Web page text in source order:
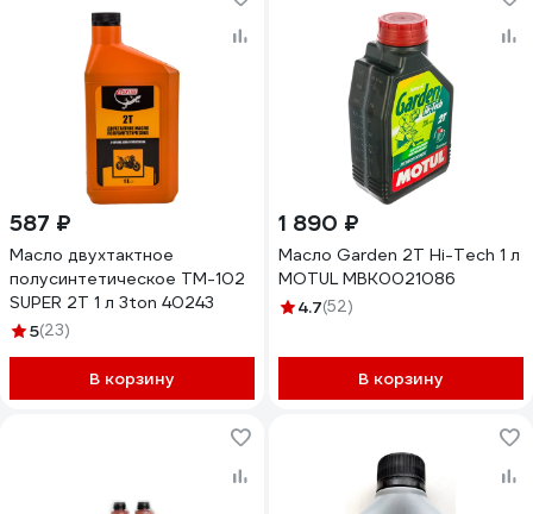
587 ₽
Масло двухтактное
полусинтетическое ТМ-102
SUPER 2Т 1 л 3ton 40243
5(23)
В корзину
1 890 ₽
Масло Garden 2T Hi-Tech 1 л
MOTUL MBK0021086
4.7(52)
В корзину